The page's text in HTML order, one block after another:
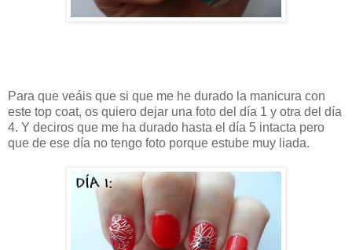
Para que veáis que si que me he durado la manicura con
este top coat, os quiero dejar una foto del día 1 y otra del día
4. Y deciros que me ha durado hasta el día 5 intacta pero
que de ese día no tengo foto porque estube muy liada.